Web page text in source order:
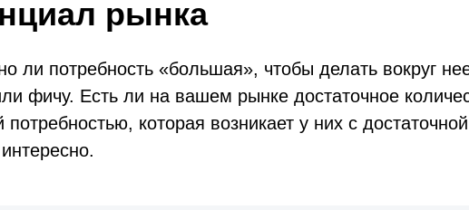
рынка
ли потребность «большая», чтобы делать вокруг
фичу. Есть ли на вашем рынке достаточное
потребностью, которая возникает у них с